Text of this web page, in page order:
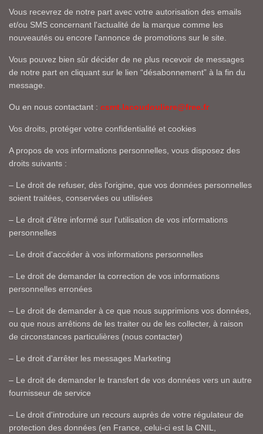
Vous recevrez de notre part avec votre autorisation des emails
et/ou SMS concernant l'actualité de la marque comme les
nouveautés ou encore l'annonce de promotions sur le site.
Vous pouvez bien sûr décider de ne plus recevoir de messages
de notre part en cliquant sur le lien “désabonnement” à la fin du
message.
Ou en nous contactant : csmt.lacoudouliere@free.fr
Vos droits, protéger votre confidentialité et cookies
A propos de vos informations personnelles, vous disposez des
droits suivants :
– Le droit de refuser, dès l'origine, que vos données personnelles
soient traitées, conservées ou utilisées
– Le droit d'être informé sur l'utilisation de vos informations
personnelles
– Le droit d'accéder à vos informations personnelles
– Le droit de demander la correction de vos informations
personnelles erronées
– Le droit de demander à ce que nous supprimions vos données,
ou que nous arrêtions de les traiter ou de les collecter, à raison
de circonstances particulières (nous contacter)
– Le droit d'arrêter les messages Marketing
– Le droit de demander le transfert de vos données vers un autre
fournisseur de service
– Le droit d'introduire un recours auprès de votre régulateur de
protection des données (en France, celui-ci est la CNIL,